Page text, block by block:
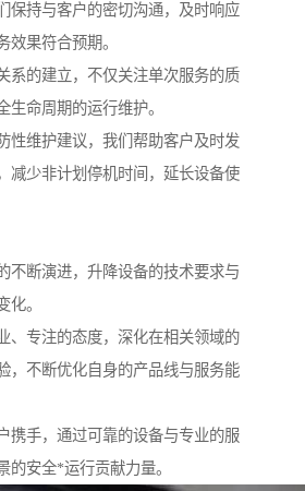
保持与客户的密切沟通，及时响应
效果符合预期。
系的建立，不仅关注单次服务的质
生命周期的运行维护。
性维护建议，我们帮助客户及时发
减少非计划停机时间，延长设备使
不断演进，升降设备的技术要求与
化。
、专注的态度，深化在相关领域的
，不断优化自身的产品线与服务能
携手，通过可靠的设备与专业的服
的安全*运行贡献力量。